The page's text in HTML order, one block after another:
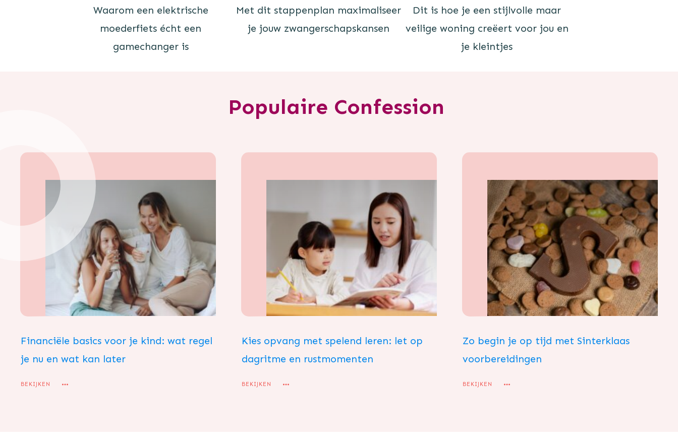
Waarom een elektrische
moederfiets écht een
gamechanger is
Met dit stappenplan maximaliseer
je jouw zwangerschapskansen
Dit is hoe je een stijlvolle maar
veilige woning creëert voor jou en
je kleintjes
Populaire Confession
Financiële basics voor je kind: wat regel
je nu en wat kan later
BEKIJKEN
Kies opvang met spelend leren: let op
dagritme en rustmomenten
BEKIJKEN
Zo begin je op tijd met Sinterklaas
voorbereidingen
BEKIJKEN